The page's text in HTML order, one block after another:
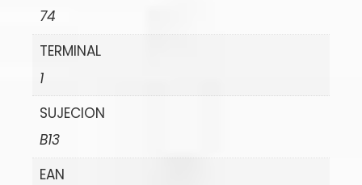
74
TERMINAL
1
SUJECION
B13
EAN